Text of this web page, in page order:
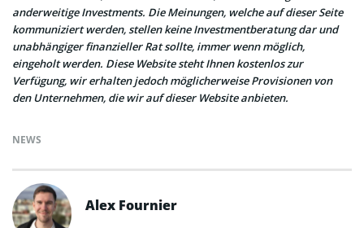
anderweitige Investments. Die Meinungen, welche auf dieser Seite
kommuniziert werden, stellen keine Investmentberatung dar und
unabhängiger finanzieller Rat sollte, immer wenn möglich,
eingeholt werden. Diese Website steht Ihnen kostenlos zur
Verfügung, wir erhalten jedoch möglicherweise Provisionen von
den Unternehmen, die wir auf dieser Website anbieten.
NEWS
Alex Fournier